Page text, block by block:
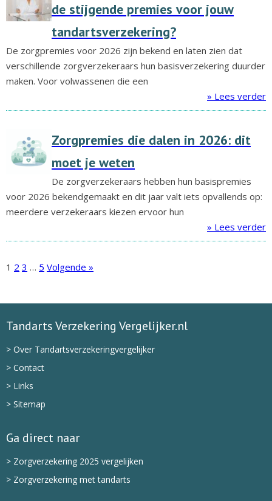
de stijgende premies voor jouw
tandartsverzekering?
De zorgpremies voor 2026 zijn bekend en laten zien dat
verschillende zorgverzekeraars hun basisverzekering duurder
maken. Voor volwassenen die een
» Lees verder
Zorgpremies die dalen in 2026: dit
moet je weten
De zorgverzekeraars hebben hun basispremies
voor 2026 bekendgemaakt en dit jaar valt iets opvallends op:
meerdere verzekeraars kiezen ervoor hun
» Lees verder
1 2 3 … 5 Volgende »
Tandarts Verzekering Vergelijker.nl
> Over Tandartsverzekeringvergelijker
> Contact
> Links
> Sitemap
Ga direct naar
> Zorgverzekering 2025 vergelijken
> Zorgverzekering met tandarts